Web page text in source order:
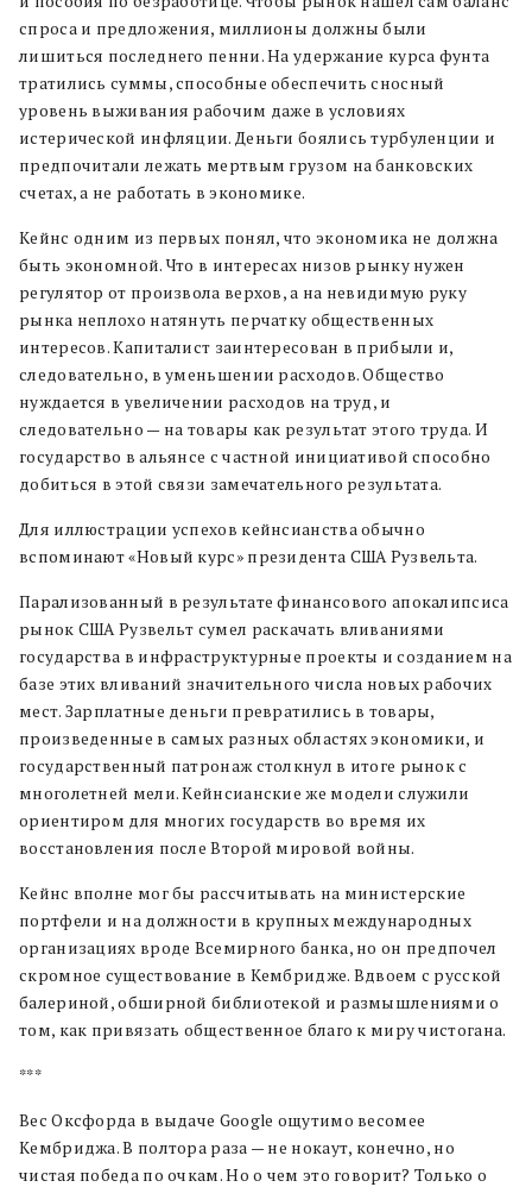
спроса и предложения, миллионы должны были
лишиться последнего пенни. На удержание курса фунта
тратились суммы, способные обеспечить сносный
уровень выживания рабочим даже в условиях
истерической инфляции. Деньги боялись турбуленции и
предпочитали лежать мертвым грузом на банковских
счетах, а не работать в экономике.
Кейнс одним из первых понял, что экономика не должна
быть экономной. Что в интересах низов рынку нужен
регулятор от произвола верхов, а на невидимую руку
рынка неплохо натянуть перчатку общественных
интересов. Капиталист заинтересован в прибыли и,
следовательно, в уменьшении расходов. Общество
нуждается в увеличении расходов на труд, и
следовательно — на товары как результат этого труда. И
государство в альянсе с частной инициативой способно
добиться в этой связи замечательного результата.
Для иллюстрации успехов кейнсианства обычно
вспоминают «Новый курс» президента США Рузвельта.
Парализованный в результате финансового апокалипсиса
рынок США Рузвельт сумел раскачать вливаниями
государства в инфраструктурные проекты и созданием на
базе этих вливаний значительного числа новых рабочих
мест. Зарплатные деньги превратились в товары,
произведенные в самых разных областях экономики, и
государственный патронаж столкнул в итоге рынок с
многолетней мели. Кейнсианские же модели служили
ориентиром для многих государств во время их
восстановления после Второй мировой войны.
Кейнс вполне мог бы рассчитывать на министерские
портфели и на должности в крупных международных
организациях вроде Всемирного банка, но он предпочел
скромное существование в Кембридже. Вдвоем с русской
балериной, обширной библиотекой и размышлениями о
том, как привязать общественное благо к миру чистогана.
***
Вес Оксфорда в выдаче Google ощутимо весомее
Кембриджа. В полтора раза — не нокаут, конечно, но
чистая победа по очкам. Но о чем это говорит? Только о